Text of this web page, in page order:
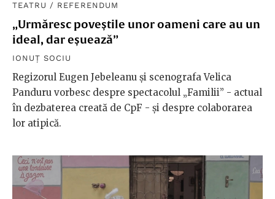
TEATRU / REFERENDUM
„Urmăresc poveștile unor oameni care au un
ideal, dar eșuează”
IONUȚ SOCIU
Regizorul Eugen Jebeleanu și scenografa Velica
Panduru vorbesc despre spectacolul „Familii” - actual
în dezbaterea creată de CpF - și despre colaborarea
lor atipică.